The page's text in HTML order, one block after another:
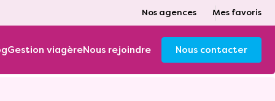
Nos agences Mes favoris
Gestion viagèreNous rejoindre Nous contacter